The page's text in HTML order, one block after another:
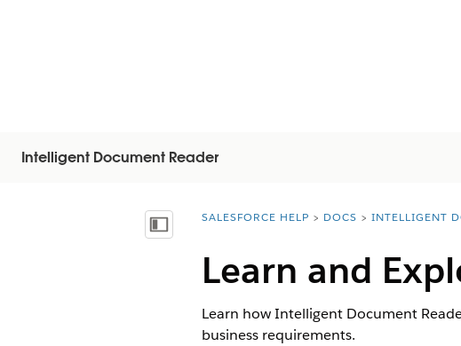
Intelligent Document Reader
Показать содержание
You are here:
SALESFORCE HELP DOCS INTELLIGENT
Learn and
Learn how Intelligent Document
business requirements.